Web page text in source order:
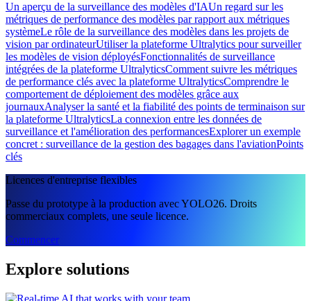
Un aperçu de la surveillance des modèles d'IAUn regard sur les
métriques de performance des modèles par rapport aux métriques
systèmeLe rôle de la surveillance des modèles dans les projets de
vision par ordinateurUtiliser la plateforme Ultralytics pour surveiller
les modèles de vision déployésFonctionnalités de surveillance
intégrées de la plateforme UltralyticsComment suivre les métriques
de performance clés avec la plateforme UltralyticsComprendre le
comportement de déploiement des modèles grâce aux
journauxAnalyser la santé et la fiabilité des points de terminaison sur
la plateforme UltralyticsLa connexion entre les données de
surveillance et l'amélioration des performancesExplorer un exemple
concret : surveillance de la gestion des bagages dans l'aviationPoints
clés
Licences d'entreprise flexibles
Passe du prototype à la production avec YOLO26. Droits
commerciaux complets, une seule licence.
Commencer
Explore solutions